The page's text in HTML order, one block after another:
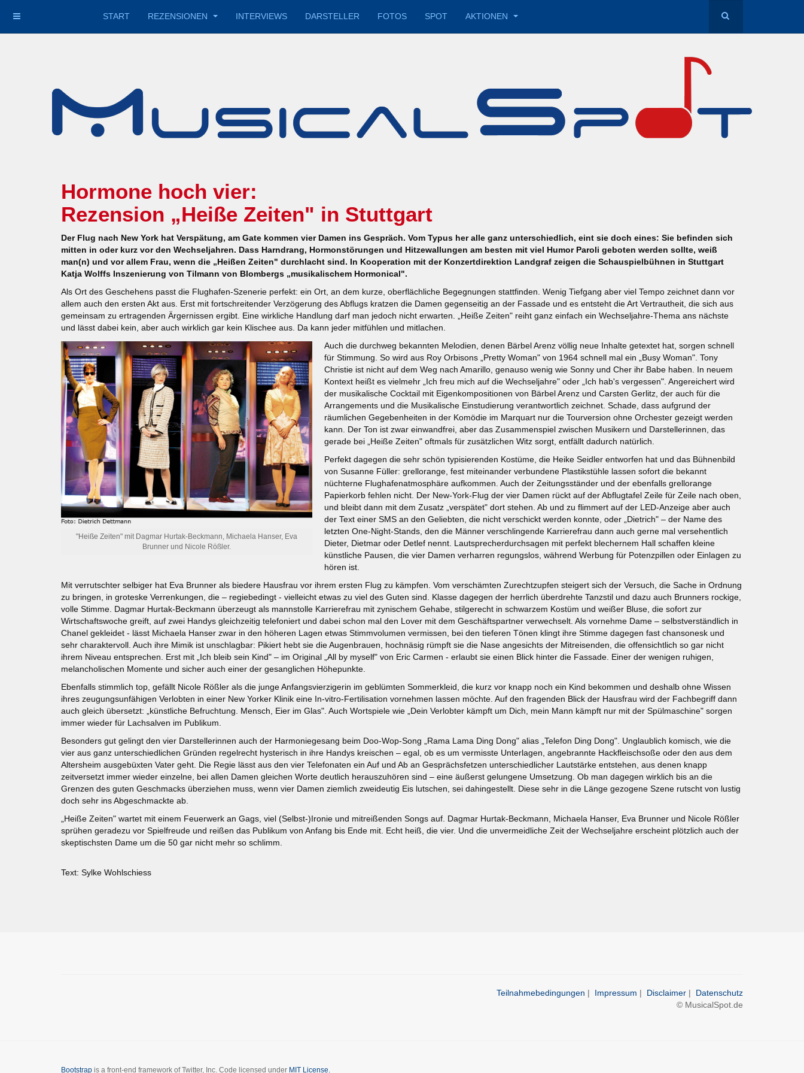
START REZENSIONEN INTERVIEWS DARSTELLER FOTOS SPOT AKTIONEN
Hormone hoch vier:
Rezension „Heiße Zeiten" in Stuttgart
Der Flug nach New York hat Verspätung, am Gate kommen vier Damen ins Gespräch. Vom Typus her alle ganz unterschiedlich, eint sie doch eines: Sie befinden sich
mitten in oder kurz vor den Wechseljahren. Dass Harndrang, Hormonstörungen und Hitzewallungen am besten mit viel Humor Paroli geboten werden sollte, weiß
man(n) und vor allem Frau, wenn die „Heißen Zeiten" durchlacht sind. In Kooperation mit der Konzertdirektion Landgraf zeigen die Schauspielbühnen in Stuttgart
Katja Wolffs Inszenierung von Tilmann von Blombergs „musikalischem Hormonical".
Als Ort des Geschehens passt die Flughafen-Szenerie perfekt: ein Ort, an dem kurze, oberflächliche Begegnungen stattfinden. Wenig Tiefgang aber viel Tempo zeichnet dann vor
allem auch den ersten Akt aus. Erst mit fortschreitender Verzögerung des Abflugs kratzen die Damen gegenseitig an der Fassade und es entsteht die Art Vertrautheit, die sich aus
gemeinsam zu ertragenden Ärgernissen ergibt. Eine wirkliche Handlung darf man jedoch nicht erwarten. „Heiße Zeiten" reiht ganz einfach ein Wechseljahre-Thema ans nächste
und lässt dabei kein, aber auch wirklich gar kein Klischee aus. Da kann jeder mitfühlen und mitlachen.
"Heiße Zeiten" mit Dagmar Hurtak-Beckmann, Michaela Hanser, Eva
Brunner und Nicole Rößler.
Auch die durchweg bekannten Melodien, denen Bärbel Arenz völlig neue Inhalte getextet hat, sorgen schnell
für Stimmung. So wird aus Roy Orbisons „Pretty Woman" von 1964 schnell mal ein „Busy Woman". Tony
Christie ist nicht auf dem Weg nach Amarillo, genauso wenig wie Sonny und Cher ihr Babe haben. In neuem
Kontext heißt es vielmehr „Ich freu mich auf die Wechseljahre" oder „Ich hab's vergessen". Angereichert wird
der musikalische Cocktail mit Eigenkompositionen von Bärbel Arenz und Carsten Gerlitz, der auch für die
Arrangements und die Musikalische Einstudierung verantwortlich zeichnet. Schade, dass aufgrund der
räumlichen Gegebenheiten in der Komödie im Marquart nur die Tourversion ohne Orchester gezeigt werden
kann. Der Ton ist zwar einwandfrei, aber das Zusammenspiel zwischen Musikern und Darstellerinnen, das
gerade bei „Heiße Zeiten" oftmals für zusätzlichen Witz sorgt, entfällt dadurch natürlich.
Perfekt dagegen die sehr schön typisierenden Kostüme, die Heike Seidler entworfen hat und das Bühnenbild
von Susanne Füller: grellorange, fest miteinander verbundene Plastikstühle lassen sofort die bekannt
nüchterne Flughafenatmosphäre aufkommen. Auch der Zeitungsständer und der ebenfalls grellorange
Papierkorb fehlen nicht. Der New-York-Flug der vier Damen rückt auf der Abflugtafel Zeile für Zeile nach oben,
und bleibt dann mit dem Zusatz „verspätet" dort stehen. Ab und zu flimmert auf der LED-Anzeige aber auch
der Text einer SMS an den Geliebten, die nicht verschickt werden konnte, oder „Dietrich" – der Name des
letzten One-Night-Stands, den die Männer verschlingende Karrierefrau dann auch gerne mal versehentlich
Dieter, Dietmar oder Detlef nennt. Lautsprecherdurchsagen mit perfekt blechernem Hall schaffen kleine
künstliche Pausen, die vier Damen verharren regungslos, während Werbung für Potenzpillen oder Einlagen zu
hören ist.
Mit verrutschter selbiger hat Eva Brunner als biedere Hausfrau vor ihrem ersten Flug zu kämpfen. Vom verschämten Zurechtzupfen steigert sich der Versuch, die Sache in Ordnung
zu bringen, in groteske Verrenkungen, die – regiebedingt - vielleicht etwas zu viel des Guten sind. Klasse dagegen der herrlich überdrehte Tanzstil und dazu auch Brunners rockige,
volle Stimme. Dagmar Hurtak-Beckmann überzeugt als mannstolle Karrierefrau mit zynischem Gehabe, stilgerecht in schwarzem Kostüm und weißer Bluse, die sofort zur
Wirtschaftswoche greift, auf zwei Handys gleichzeitig telefoniert und dabei schon mal den Lover mit dem Geschäftspartner verwechselt. Als vornehme Dame – selbstverständlich in
Chanel gekleidet - lässt Michaela Hanser zwar in den höheren Lagen etwas Stimmvolumen vermissen, bei den tieferen Tönen klingt ihre Stimme dagegen fast chansonesk und
sehr charaktervoll. Auch ihre Mimik ist unschlagbar: Pikiert hebt sie die Augenbrauen, hochnäsig rümpft sie die Nase angesichts der Mitreisenden, die offensichtlich so gar nicht
ihrem Niveau entsprechen. Erst mit „Ich bleib sein Kind" – im Original „All by myself" von Eric Carmen - erlaubt sie einen Blick hinter die Fassade. Einer der wenigen ruhigen,
melancholischen Momente und sicher auch einer der gesanglichen Höhepunkte.
Ebenfalls stimmlich top, gefällt Nicole Rößler als die junge Anfangsvierzigerin im geblümten Sommerkleid, die kurz vor knapp noch ein Kind bekommen und deshalb ohne Wissen
ihres zeugungsunfähigen Verlobten in einer New Yorker Klinik eine In-vitro-Fertilisation vornehmen lassen möchte. Auf den fragenden Blick der Hausfrau wird der Fachbegriff dann
auch gleich übersetzt: „künstliche Befruchtung. Mensch, Eier im Glas". Auch Wortspiele wie „Dein Verlobter kämpft um Dich, mein Mann kämpft nur mit der Spülmaschine" sorgen
immer wieder für Lachsalven im Publikum.
Besonders gut gelingt den vier Darstellerinnen auch der Harmoniegesang beim Doo-Wop-Song „Rama Lama Ding Dong" alias „Telefon Ding Dong". Unglaublich komisch, wie die
vier aus ganz unterschiedlichen Gründen regelrecht hysterisch in ihre Handys kreischen – egal, ob es um vermisste Unterlagen, angebrannte Hackfleischsoße oder den aus dem
Altersheim ausgebüxten Vater geht. Die Regie lässt aus den vier Telefonaten ein Auf und Ab an Gesprächsfetzen unterschiedlicher Lautstärke entstehen, aus denen knapp
zeitversetzt immer wieder einzelne, bei allen Damen gleichen Worte deutlich herauszuhören sind – eine äußerst gelungene Umsetzung. Ob man dagegen wirklich bis an die
Grenzen des guten Geschmacks überziehen muss, wenn vier Damen ziemlich zweideutig Eis lutschen, sei dahingestellt. Diese sehr in die Länge gezogene Szene rutscht von lustig
doch sehr ins Abgeschmackte ab.
„Heiße Zeiten" wartet mit einem Feuerwerk an Gags, viel (Selbst-)Ironie und mitreißenden Songs auf. Dagmar Hurtak-Beckmann, Michaela Hanser, Eva Brunner und Nicole Rößler
sprühen geradezu vor Spielfreude und reißen das Publikum von Anfang bis Ende mit. Echt heiß, die vier. Und die unvermeidliche Zeit der Wechseljahre erscheint plötzlich auch der
skeptischsten Dame um die 50 gar nicht mehr so schlimm.
Text: Sylke Wohlschiess
Teilnahmebedingungen | Impressum | Disclaimer | Datenschutz
© MusicalSpot.de
Bootstrap is a front-end framework of Twitter, Inc. Code licensed under MIT License.